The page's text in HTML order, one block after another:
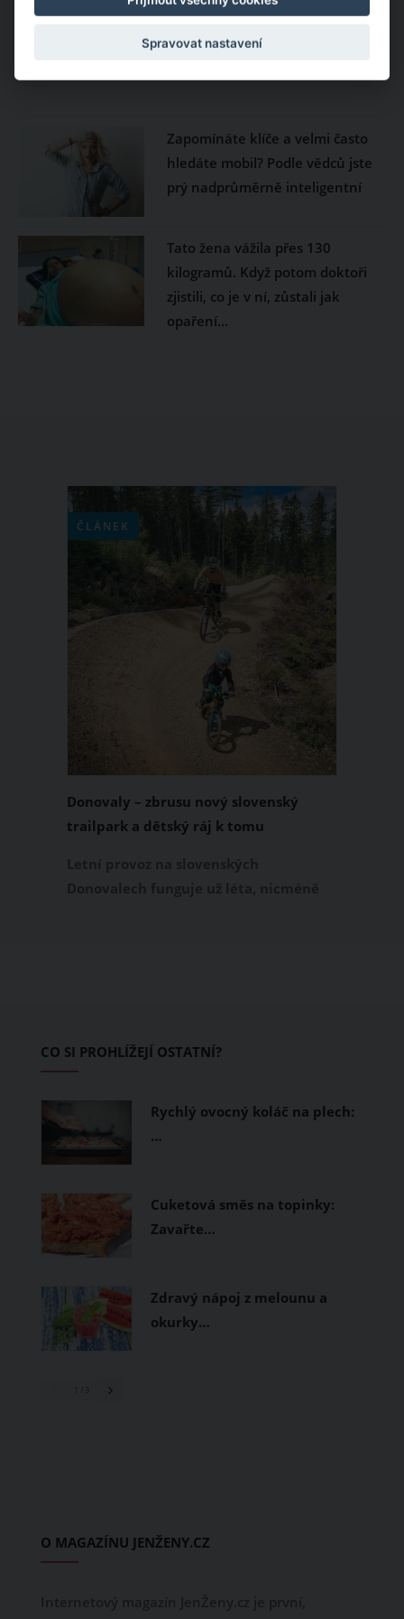
Zapomínáte klíče a velmi často
hledáte mobil? Podle vědců jste
prý nadprůměrně inteligentní
Tato žena vážila přes 130
kilogramů. Když potom doktoři
zjistili, co je v ní, zůstali jak
opaření...
ČLÁNEK
Donovaly – zbrusu nový slovenský
trailpark a dětský ráj k tomu
CO SI PROHLÍŽEJÍ OSTATNÍ?
Rychlý ovocný koláč na plech:
…
Cuketová směs na topinky:
Zavařte…
Zdravý nápoj z melounu a
okurky…
O MAGAZÍNU JENŽENY.CZ
Spravovat nastavení